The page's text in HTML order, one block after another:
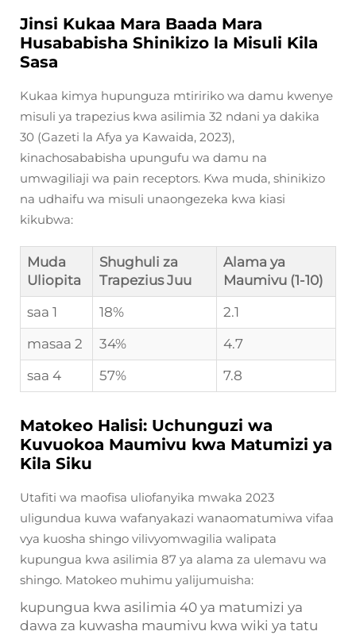
Jinsi Kukaa Mara Baada Mara
Husababisha Shinikizo la Misuli Kila
Sasa
Kukaa kimya hupunguza mtiririko wa damu kwenye
misuli ya trapezius kwa asilimia 32 ndani ya dakika
30 (Gazeti la Afya ya Kawaida, 2023),
kinachosababisha upungufu wa damu na
umwagiliaji wa pain receptors. Kwa muda, shinikizo
na udhaifu wa misuli unaongezeka kwa kiasi
kikubwa:
Muda
Uliopita
Shughuli za
Trapezius Juu
Alama ya
Maumivu (1-10)
saa 1
18%
2.1
masaa 2
34%
4.7
saa 4
57% 7.8
Matokeo Halisi: Uchunguzi wa
Kuvuokoa Maumivu kwa Matumizi ya
Kila Siku
Utafiti wa maofisa uliofanyika mwaka 2023
uligundua kuwa wafanyakazi wanaomatumiwa vifaa
vya kuosha shingo vilivyomwagilia walipata
kupungua kwa asilimia 87 ya alama za ulemavu wa
shingo. Matokeo muhimu yalijumuisha:
kupungua kwa asilimia 40 ya matumizi ya
dawa za kuwasha maumivu kwa wiki ya tatu